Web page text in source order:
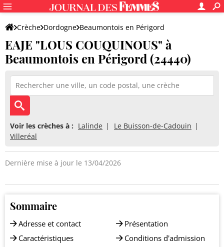
Crèche Dordogne Beaumontois en Périgord
EAJE "LOUS COUQUINOUS"
EAJE "LOUS COUQUINOUS" à
Beaumontois en Périgord (24440)
Voir les crèches à : Lalinde
Le Buisson-de-Cadouin
Villeréal
Dernière mise à jour le 13/04/2026
Sommaire
Adresse et contact
Caractéristiques
Présentation
Conditions d'admission